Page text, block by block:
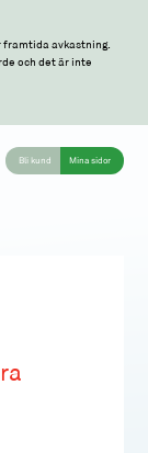
avkastning.
och det är inte
Bli kund Mina sidor